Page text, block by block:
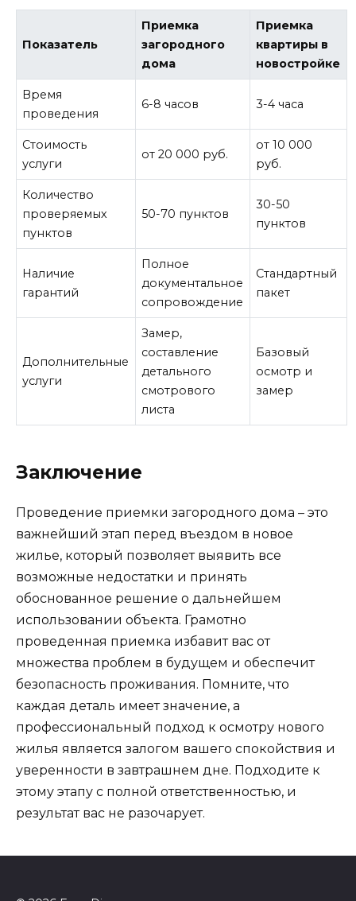
Показатель
Приемка
загородного
дома
Приемка
квартиры в
новостройке
Время
проведения
6-8 часов 3-4 часа
Стоимость
услуги
от 20 000 руб.
от 10 000
руб.
Количество
проверяемых
пунктов
50-70 пунктов
30-50
пунктов
Наличие
гарантий
Полное
документальное
сопровождение
Стандартный
пакет
Дополнительные
услуги
Замер,
составление
детального
смотрового
листа
Базовый
осмотр и
замер
Заключение
Проведение приемки загородного дома – это
важнейший этап перед въездом в новое
жилье, который позволяет выявить все
возможные недостатки и принять
обоснованное решение о дальнейшем
использовании объекта. Грамотно
проведенная приемка избавит вас от
множества проблем в будущем и обеспечит
безопасность проживания. Помните, что
каждая деталь имеет значение, а
профессиональный подход к осмотру нового
жилья является залогом вашего спокойствия и
уверенности в завтрашнем дне. Подходите к
этому этапу с полной ответственностью, и
результат вас не разочарует.